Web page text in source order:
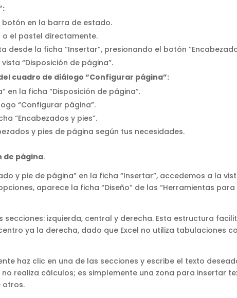
en la barra de estado.
o el pastel directamente.
desde la ficha “Insertar”, presionando el botón
“Disposición de página”.
cuadro de diálogo “Configurar página”:
en la ficha “Disposición de página”.
“Configurar página”.
“Encabezados y pies”.
y pies de página según tus necesidades.
de página.
y pie de página” en la ficha “Insertar”, accedemos a la
aparece la ficha “Diseño” de las “Herramientas para
secciones: izquierda, central y derecha. Esta estructura
ya la derecha, dado que Excel no utiliza tabulaciones
haz clic en una de las secciones y escribe el texto
realiza cálculos; es simplemente una zona para insertar
otros.